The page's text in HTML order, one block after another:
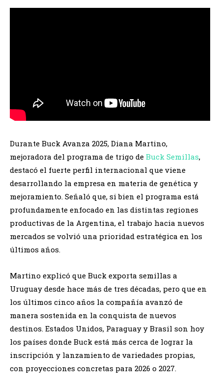
Durante Buck Avanza 2025, Diana Martino,
mejoradora del programa de trigo de Buck Semillas,
destacó el fuerte perfil internacional que viene
desarrollando la empresa en materia de genética y
mejoramiento. Señaló que, si bien el programa está
profundamente enfocado en las distintas regiones
productivas de la Argentina, el trabajo hacia nuevos
mercados se volvió una prioridad estratégica en los
últimos años.
Martino explicó que Buck exporta semillas a
Uruguay desde hace más de tres décadas, pero que en
los últimos cinco años la compañía avanzó de
manera sostenida en la conquista de nuevos
destinos. Estados Unidos, Paraguay y Brasil son hoy
los países donde Buck está más cerca de lograr la
inscripción y lanzamiento de variedades propias,
con proyecciones concretas para 2026 o 2027.